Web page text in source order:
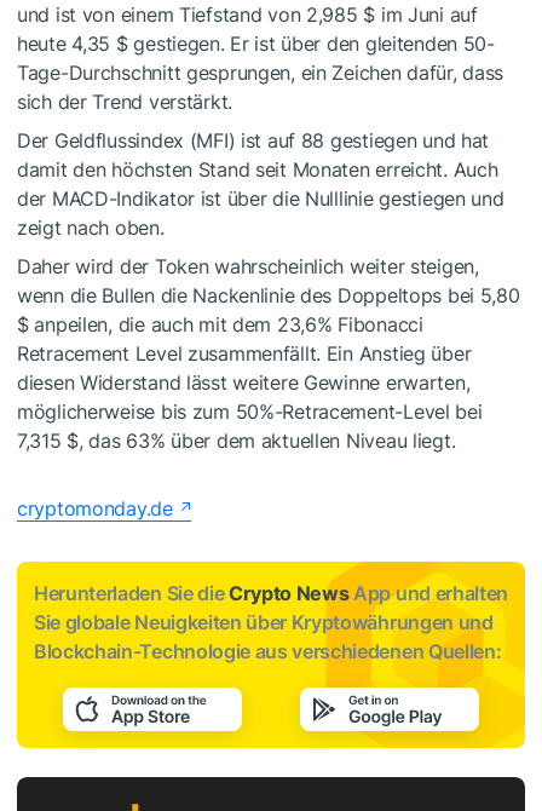
und ist von einem Tiefstand von 2,985 $ im Juni auf
heute 4,35 $ gestiegen. Er ist über den gleitenden 50-
Tage-Durchschnitt gesprungen, ein Zeichen dafür, dass
sich der Trend verstärkt.
Der Geldflussindex (MFI) ist auf 88 gestiegen und hat
damit den höchsten Stand seit Monaten erreicht. Auch
der MACD-Indikator ist über die Nulllinie gestiegen und
zeigt nach oben.
Daher wird der Token wahrscheinlich weiter steigen,
wenn die Bullen die Nackenlinie des Doppeltops bei 5,80
$ anpeilen, die auch mit dem 23,6% Fibonacci
Retracement Level zusammenfällt. Ein Anstieg über
diesen Widerstand lässt weitere Gewinne erwarten,
möglicherweise bis zum 50%-Retracement-Level bei
7,315 $, das 63% über dem aktuellen Niveau liegt.
cryptomonday.de
Herunterladen Sie dieCrypto NewsApp und erhalten
Sie globale Neuigkeiten über Kryptowährungen und
Blockchain-Technologie aus verschiedenen Quellen: